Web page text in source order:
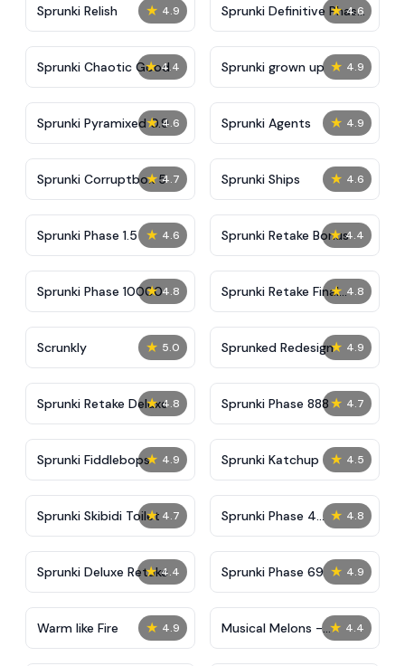
★ 4.9
Sprunki Relish ★ 4.6
Sprunki Definitive Phase
7
★ 4.4
Sprunki Chaotic Good ★ 4.9
Sprunki grown up
★ 4.6
Sprunki Pyramixed 0.9 ★ 4.9
Sprunki Agents
★ 4.7
Sprunki Corruptbox 5 ★ 4.6
Sprunki Ships
★ 4.6
Sprunki Phase 1.5 ★ 4.4
Sprunki Retake Bonus
★ 4.8
Sprunki Phase 10000 ★ 4.8
Sprunki Retake Final
Update
★ 5.0
Scrunkly ★ 4.9
Sprunked Redesign
★ 4.8
Sprunki Retake Deluxe ★ 4.7
Sprunki Phase 888
★ 4.9
Sprunki Fiddlebops ★ 4.5
Sprunki Katchup
★ 4.7
Sprunki Skibidi Toilet ★ 4.8
Sprunki Phase 4
Definitive
★ 4.4
Sprunki Deluxe Retake ★ 4.9
Sprunki Phase 69
★ 4.9
Warm like Fire ★ 4.4
Musical Melons -
MelonBox V1